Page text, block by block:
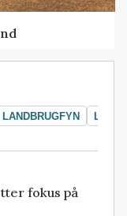
LANDBRUGFYN
fokus på